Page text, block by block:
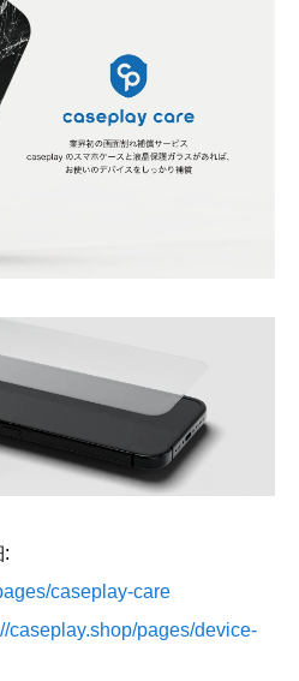
:
caseplay-care
caseplay.shop/pages/device-